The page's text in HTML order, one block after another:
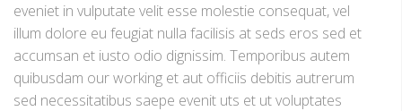
eveniet in vulputate velit esse molestie consequat, vel
illum dolore eu feugiat nulla facilisis at seds eros sed et
accumsan et iusto odio dignissim. Temporibus autem
quibusdam our working et aut officiis debitis autrerum
sed necessitatibus saepe evenit uts et ut voluptates